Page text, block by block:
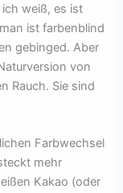
weiß, es ist
ist farbenblind
gebinged. Aber
von
Rauch. Sie sind
Farbwechsel
mehr
Kakao (oder